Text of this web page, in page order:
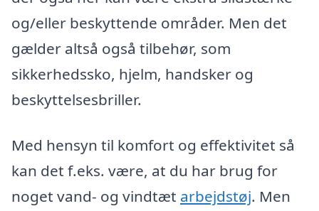
og/eller beskyttende områder. Men det
gælder altså også tilbehør, som
sikkerhedssko, hjelm, handsker og
beskyttelsesbriller.
Med hensyn til komfort og effektivitet så
kan det f.eks. være, at du har brug for
noget vand- og vindtæt arbejdstøj. Men